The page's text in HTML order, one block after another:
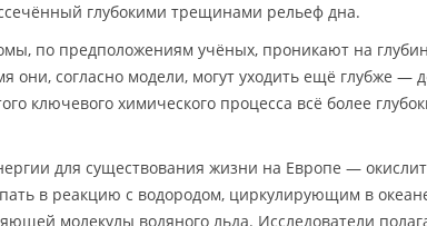
глубокими трещинами рельеф дна.
по предположениям учёных, проникают на
они, согласно модели, могут уходить ещё глубже —
ключевого химического процесса всё более
для существования жизни на Европе —
в реакцию с водородом, циркулирующим в
молекулы водяного льда. Исследователи